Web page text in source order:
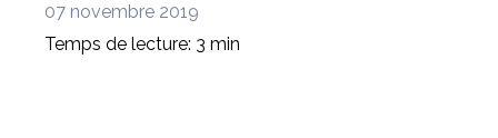
07 novembre 2019
Temps de lecture: 3 min